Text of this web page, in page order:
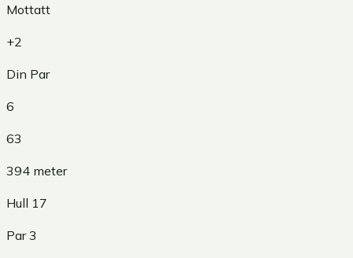
Mottatt
+2
Din Par
6
63
394 meter
Hull 17
Par3